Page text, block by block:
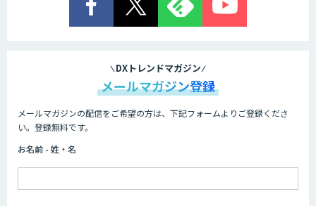
ライフサイエンスDX/AIソリューション
DXトレンドマガジン
メールマガジン登録
メールマガジンの配信をご希望の方は、下記フォームよりご登録くださ
い。登録無料です。
お名前 - 姓・名